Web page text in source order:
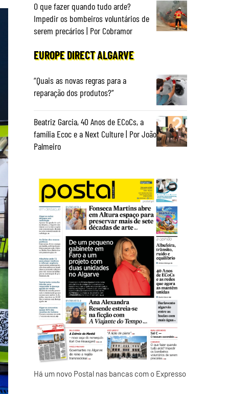
O que fazer quando tudo arde?
Impedir os bombeiros voluntários de
serem precários | Por Cobramor
EUROPE DIRECT ALGARVE
“Quais as novas regras para a
reparação dos produtos?”
Beatriz Garcia, 40 Anos de ECoCs, a
família Ecoc e a Next Culture | Por João
Palmeiro
Há um novo Postal nas bancas com o Expresso